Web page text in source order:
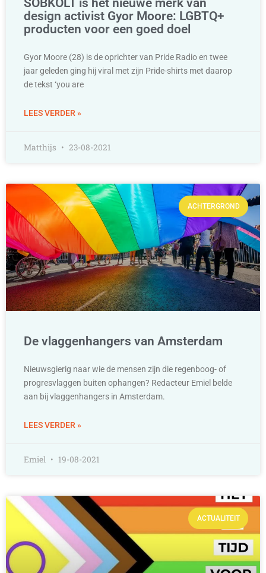
SOBKOLT is het nieuwe merk van
design activist Gyor Moore: LGBTQ+
producten voor een goed doel
Gyor Moore (28) is de oprichter van Pride Radio en twee
jaar geleden ging hij viral met zijn Pride-shirts met daarop
de tekst ‘you are
LEES VERDER »
Matthijs 23-08-2021
ACHTERGROND
De vlaggenhangers van Amsterdam
Nieuwsgierig naar wie de mensen zijn die regenboog- of
progresvlaggen buiten ophangen? Redacteur Emiel belde
aan bij vlaggenhangers in Amsterdam.
LEES VERDER »
Emiel 19-08-2021
ACTUALITEIT